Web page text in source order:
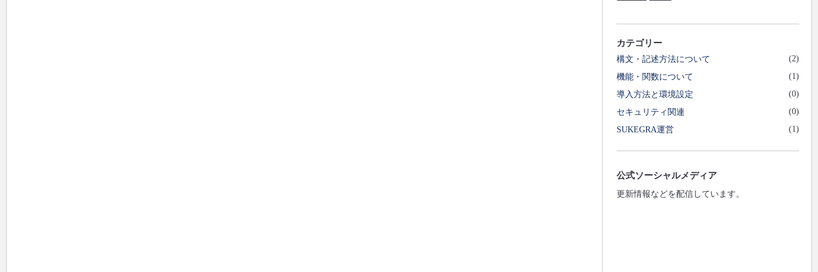
カテゴリー
構文・記述方法について
(2)
機能・関数について
(1)
導入方法と環境設定
(0)
セキュリティ関連
(0)
SUKEGRA運営
(1)
公式ソーシャルメディア
更新情報などを配信しています。